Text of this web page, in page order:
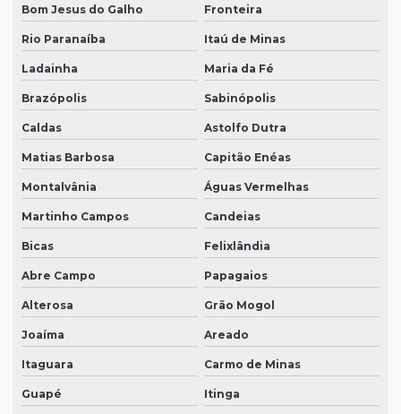
Bom Jesus do Galho Fronteira
Rio Paranaíba Itaú de Minas
Ladainha Maria da Fé
Brazópolis Sabinópolis
Caldas Astolfo Dutra
Matias Barbosa Capitão Enéas
Montalvânia Águas Vermelhas
Martinho Campos Candeias
Bicas Felixlândia
Abre Campo Papagaios
Alterosa Grão Mogol
Joaíma Areado
Itaguara Carmo de Minas
Guapé Itinga